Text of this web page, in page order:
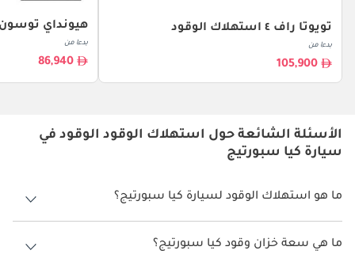
تويوتا راف ٤ استهلاك الوقود
بدءا من
105,900
هيونداي
بدءا من
86,940
الأسئلة الشائعة حول استهلاك الوقود الوقود في
سيارة كيا سبورتيج
ما هو استهلاك الوقود لسيارة كيا سبورتيج؟
يتراوح استهلاك الوقود لسيارة كيا سبورتيج بين 13 كم/ليتر - 17 كم/ليتر.
ما هي سعة خزان وقود كيا سبورتيج؟